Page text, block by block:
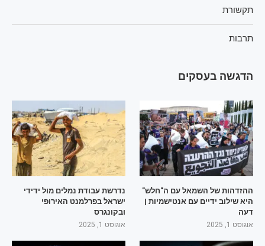
תקשורת
תרבות
הדגשה בעסקים
ההזדהות של השמאל עם ה"חלש"
היא שילוב ידיים עם אנטישמיות |
דעה
אוגוסט 1, 2025
נדרשת עבודת נמלים מול ידידי
ישראל בפרלמנט האירופי
ובקונגרס
אוגוסט 1, 2025